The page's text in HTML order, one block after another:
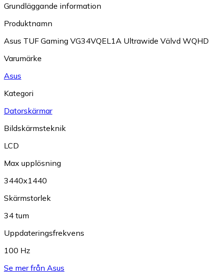
Grundläggande information
Produktnamn
Asus TUF Gaming VG34VQEL1A Ultrawide Välvd WQHD
Varumärke
Asus
Kategori
Datorskärmar
Bildskärmsteknik
LCD
Max upplösning
3440x1440
Skärmstorlek
34 tum
Uppdateringsfrekvens
100 Hz
Se mer från Asus